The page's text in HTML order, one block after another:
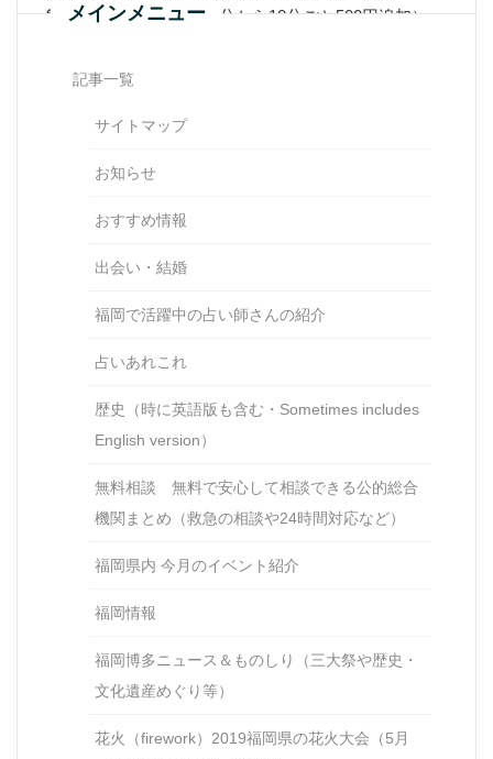
般 1500円 30分 （30分から10分ごと500円追加）
Learn More
メインメニュー
記事一覧
サイトマップ
お知らせ
おすすめ情報
出会い・結婚
福岡で活躍中の占い師さんの紹介
占いあれこれ
歴史（時に英語版も含む・Sometimes includes
English version）
無料相談 無料で安心して相談できる公的総合
機関まとめ（救急の相談や24時間対応など）
福岡県内 今月のイベント紹介
福岡情報
福岡博多ニュース＆ものしり（三大祭や歴史・
文化遺産めぐり等）
花火（firework）2019福岡県の花火大会（5月